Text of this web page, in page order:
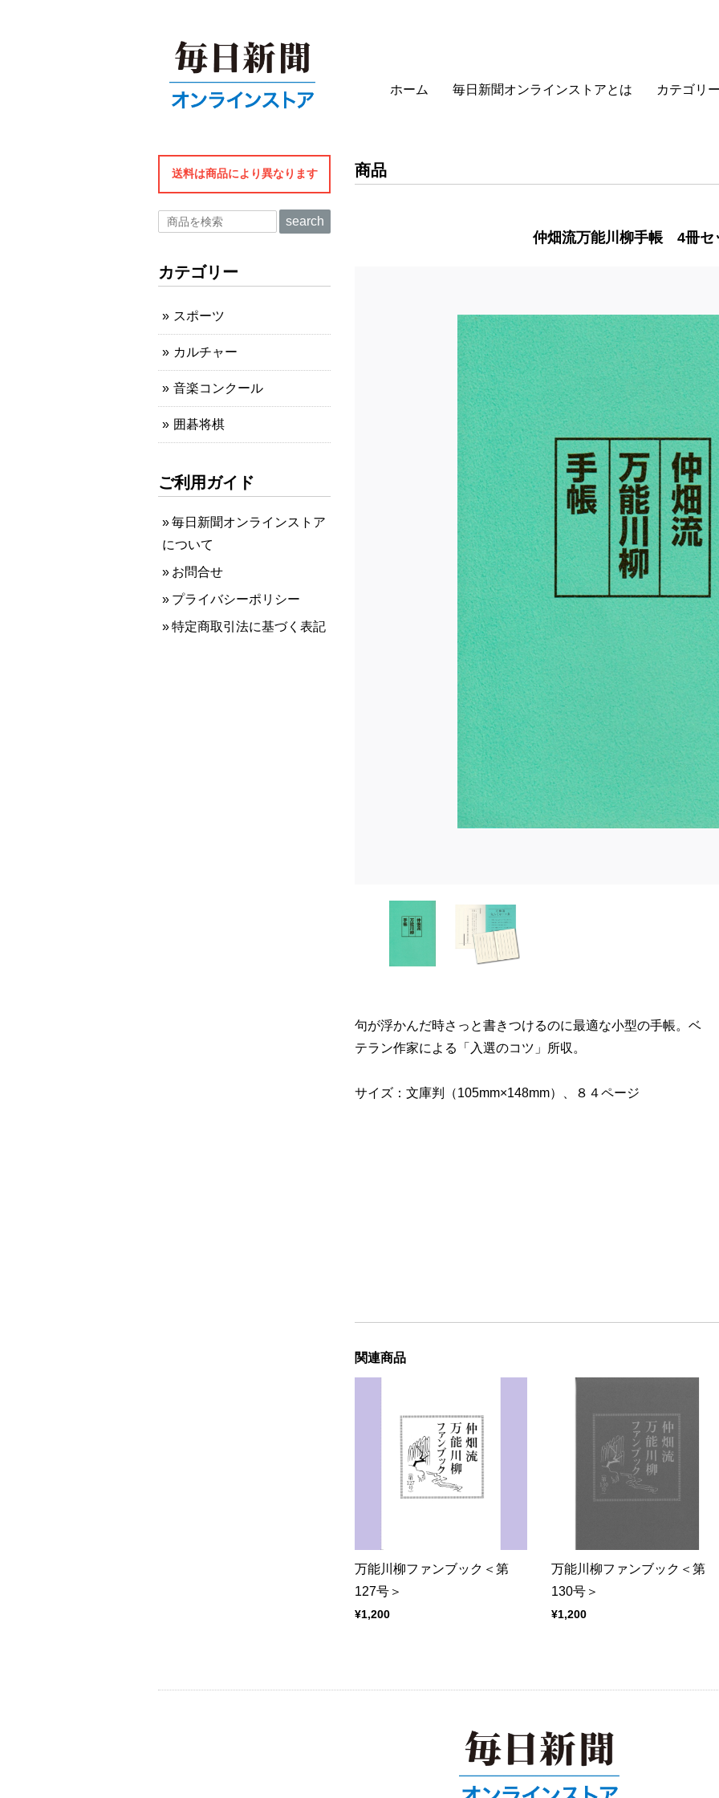
ホーム 毎日新聞オンラインストアとは カテゴリ
商品
仲畑流万能川柳手帳 4冊セ
句が浮かんだ時さっと書きつけるのに最適な小型の手帳。ベ
テラン作家による「入選のコツ」所収。
サイズ：文庫判（105mm×148mm）、８４ページ
関連商品
万能川柳ファンブック＜第
127号＞
¥1,200
万能川柳ファンブック＜第
130号＞
¥1,200
送料は商品により異なります
search
カテゴリー
スポーツ
カルチャー
音楽コンクール
囲碁将棋
ご利用ガイド
毎日新聞オンラインストア
について
お問合せ
プライバシーポリシー
特定商取引法に基づく表記